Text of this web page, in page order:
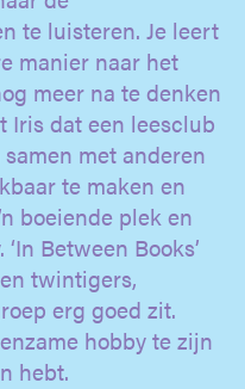
te luisteren. Je leert
manier naar het
meer na te denken
Iris dat een leesclub
met anderen
te maken en
boeiende plek en
Between Books’
twintigers,
erg goed zit.
hobby te zijn
hebt.